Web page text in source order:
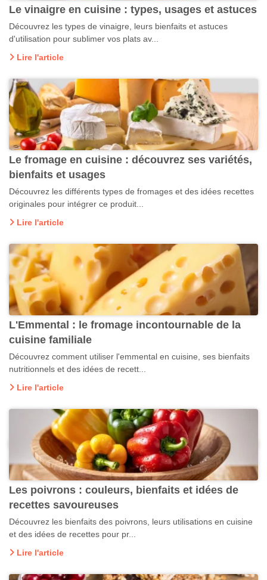
Le vinaigre en cuisine : types, usages et astuces
Découvrez les types de vinaigre, leurs bienfaits et astuces
d'utilisation pour sublimer vos plats av...
Lire l'article
Le fromage en cuisine : découvrez ses variétés,
bienfaits et usages
Découvrez les différents types de fromages et des idées recettes
originales pour intégrer ce produit...
Lire l'article
L'Emmental : le fromage incontournable de la
cuisine familiale
Découvrez comment utiliser l'emmental en cuisine, ses bienfaits
nutritionnels et des idées de recett...
Lire l'article
Les poivrons : couleurs, bienfaits et idées de
recettes savoureuses
Découvrez les bienfaits des poivrons, leurs utilisations en cuisine
et des idées de recettes pour pr...
Lire l'article